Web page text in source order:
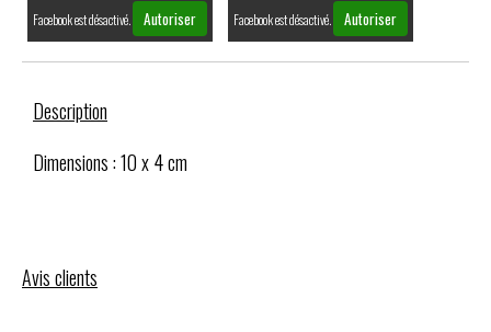
Facebook est désactivé. Autoriser Facebook est désactivé. Autoriser
Description
Dimensions : 10 x 4 cm
Avis clients